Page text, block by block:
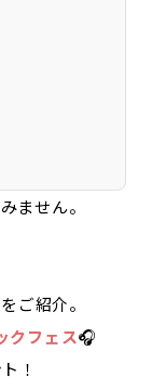
ません。
ご紹介。
クフェス🎧
！